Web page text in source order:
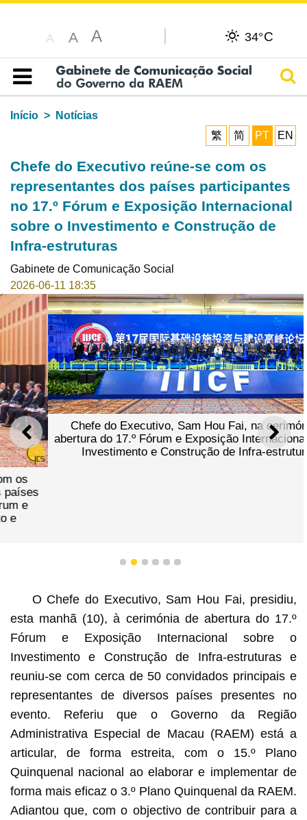
A A A 34°C
Índice
Início
Notícias
繁
简 PT EN
Chefe do Executivo reúne-se com os
representantes dos países participantes
no 17.º Fórum e Exposição Internacional
sobre o Investimento e Construção de
Infra-estruturas
Gabinete de Comunicação Social
2026-06-11 18:35
ANTERIOR
Chefe do Executivo, Sam Hou Fai, na cerimónia de
abertura do 17.º Fórum e Exposição Internacional sobre o
Investimento e Construção de Infra-estruturas.
1 2 3 4 5 6
O Chefe do Executivo, Sam Hou Fai, presidiu,
esta manhã (10), à cerimónia de abertura do 17.º
Fórum e Exposição Internacional sobre o
Investimento e Construção de Infra-estruturas e
reuniu-se com cerca de 50 convidados principais e
representantes de diversos países presentes no
evento. Referiu que o Governo da Região
Administrativa Especial de Macau (RAEM) está a
articular, de forma estreita, com o 15.º Plano
Quinquenal nacional ao elaborar e implementar de
forma mais eficaz o 3.º Plano Quinquenal da RAEM.
Adiantou que, com o objectivo de contribuir para a